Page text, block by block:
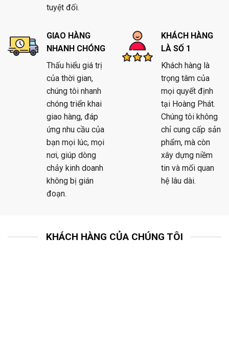
tuyệt đối.
GIAO HÀNG
NHANH CHÓNG
Thấu hiểu giá trị
của thời gian,
chúng tôi nhanh
chóng triển khai
giao hàng, đáp
ứng nhu cầu của
bạn mọi lúc, mọi
nơi, giúp dòng
chảy kinh doanh
không bị gián
đoạn.
KHÁCH HÀNG
LÀ SỐ 1
Khách hàng là
trọng tâm của
mọi quyết định
tại Hoàng Phát.
Chúng tôi không
chỉ cung cấp sản
phẩm, mà còn
xây dựng niềm
tin và mối quan
hệ lâu dài.
KHÁCH HÀNG CỦA CHÚNG TÔI